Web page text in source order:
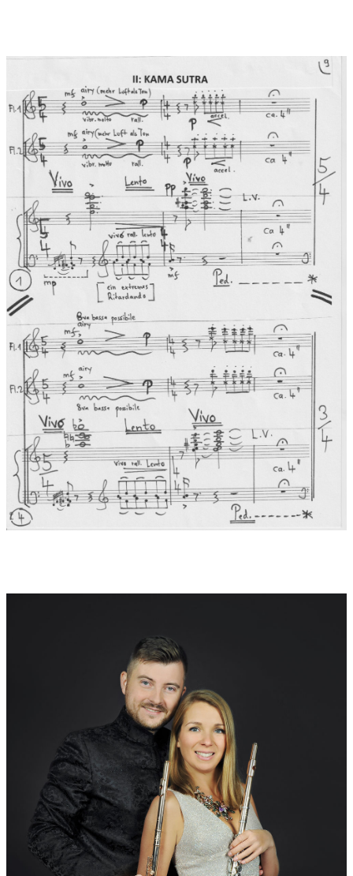
wahrnehmbaren Fassaden betrügen wir uns, denn alles ist
Nichts („the logic of not“). Wahre Bedeutung kann nur jenseits
der Gedanken und Worte liegen. Das musikalische Material
beruht im Diamant Sutra auf dem Umgang mit der Skala des
„Rag Todi“ (C – Db – Eb – F# - G – Ab – B – C). Am Ende erklingt
als vowel colorations (in die Flöte hineingesprochen mit freiem
Fingering) das essentiell passende Mantra: „Gate – Gate –
Paragate – Parasamagate – Bodhi Svaha“ (Gegangen,
Hinübergegangen, ganz hinübergegangen, O welch ein
Erwachen, Segen“.
Widmung:
...dem polnischen Flötenduo Agata & Lukasz Dlugosz
herzlich gewidmet
Uraufführung:
17.06.2023 , Brannenburg /im Inntal
Uraufführung Interpreten:
Elisabeth Weinzierl und Edmund
Wächter (Flöten), Eva Schieferstein (Klavier) am 17. Juni 2023 in
der Michaelskirche Brannenburg
Die Zitate unten bei den Fotos zu "STILLE" entstammen dem
Buch STILLNESS SPEAKS von Eckhart Tolle (Vancouver/Kanada
2003); deutsch STILLE SPRICHT (Arkana Verlag München 2003),
übersetzt von Erika Ifang
Tonträger:Ambiente Audio, 2025
Tonträger Interpreten:CD-Titel "REFLECTING MOONS" mit
Agata Kielar-Dlugosz und Lukasz Dlugosz (Flöten) Andreas
Skouras (Piano)